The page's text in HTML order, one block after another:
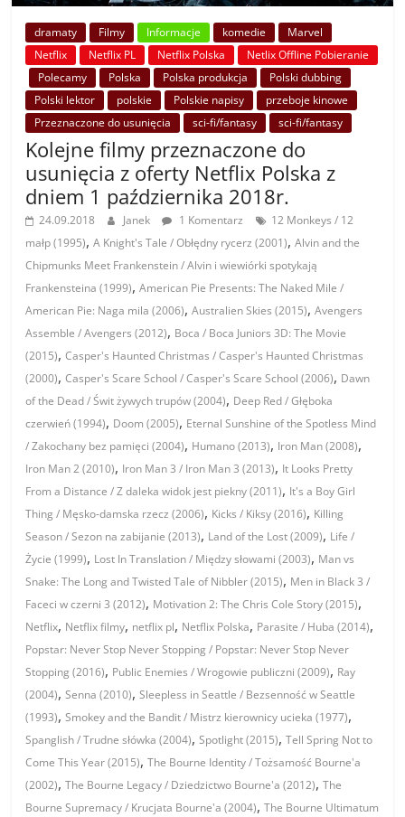
dramaty Filmy Informacje komedie
Marvel
Netflix
Netflix PL Netflix Polska
Netlix Offline Pobieranie
Polecamy
Polska Polska produkcja
Polski dubbing
Polski lektor
polskie Polskie napisy
przeboje kinowe
Przeznaczone do usunięcia
sci-fi/fantasy sci-fi/fantasy
Kolejne filmy przeznaczone do
usunięcia z oferty Netflix Polska z
dniem 1 października 2018r.
24.09.2018 Janek 1 Komentarz
12 Monkeys / 12
małp (1995),A Knight's Tale / Obłędny rycerz (2001),Alvin and the
Chipmunks Meet Frankenstein / Alvin i wiewiórki spotykają
Frankensteina (1999),American Pie Presents: The Naked Mile /
American Pie: Naga mila (2006),Australien Skies (2015),Avengers
Assemble / Avengers (2012), Boca / Boca Juniors 3D: The Movie
(2015),Casper's Haunted Christmas / Casper's Haunted Christmas
(2000),Casper's Scare School / Casper's Scare School (2006), Dawn
of the Dead / Świt żywych trupów (2004), Deep Red / Głęboka
czerwień (1994), Doom (2005), Eternal Sunshine of the Spotless Mind
/ Zakochany bez pamięci (2004), Humano (2013), Iron Man (2008),
Iron Man 2 (2010), Iron Man 3 / Iron Man 3 (2013), It Looks Pretty
From a Distance / Z daleka widok jest piekny (2011), It's a Boy Girl
Thing / Męsko-damska rzecz (2006), Kicks / Kiksy (2016), Killing
Season / Sezon na zabijanie (2013), Land of the Lost (2009), Life /
Życie (1999), Lost In Translation / Między słowami (2003), Man vs
Snake: The Long and Twisted Tale of Nibbler (2015), Men in Black 3 /
Faceci w czerni 3 (2012), Motivation 2: The Chris Cole Story (2015),
Netflix, Netflix filmy, netflix pl, Netflix Polska, Parasite / Huba (2014),
Popstar: Never Stop Never Stopping / Popstar: Never Stop Never
Stopping (2016), Public Enemies / Wrogowie publiczni (2009), Ray
(2004),Senna (2010),Sleepless in Seattle / Bezsenność w Seattle
(1993),Smokey and the Bandit / Mistrz kierownicy ucieka (1977),
Spanglish / Trudne słówka (2004),Spotlight (2015),Tell Spring Not to
Come This Year (2015),The Bourne Identity / Tożsamość Bourne'a
(2002),The Bourne Legacy / Dziedzictwo Bourne'a (2012),The
Bourne Supremacy / Krucjata Bourne'a (2004),The Bourne Ultimatum